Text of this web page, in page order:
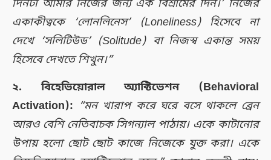
দিনটা আমার নিজের জন্য এক বিশ্রামের দিন।’ নিজের
একাকীত্বকে ‘লোনলিনেস’ (Loneliness) হিসেবে না
দেখে ‘সলিটিউড’ (Solitude) বা নিজস্ব একান্ত সময়
হিসেবে দেখতে শিখুন।”
২. বিহেভিয়োরাল অ্যাক্টিভেশন (Behavioral
Activation): “মন খারাপ করে ঘরে বসে থাকলে ব্রেন
আরও বেশি নেতিবাচক সিগন্যাল পাঠায়। একে কাটানোর
উপায় হলো ছোট ছোট কাজে নিজেকে যুক্ত করা। একে